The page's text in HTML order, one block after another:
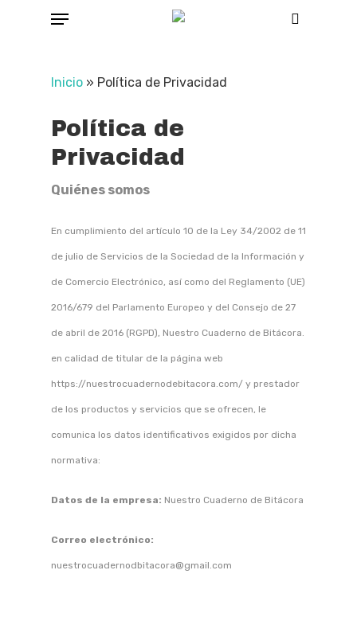
Menu
Inicio » Política de Privacidad
Política de
Privacidad
Quiénes somos
En cumplimiento del artículo 10 de la Ley 34/2002 de 11
de julio de Servicios de la Sociedad de la Información y
de Comercio Electrónico, así como del Reglamento (UE)
2016/679 del Parlamento Europeo y del Consejo de 27
de abril de 2016 (RGPD), Nuestro Cuaderno de Bitácora.
en calidad de titular de la página web
https://nuestrocuadernodebitacora.com/ y prestador
de los productos y servicios que se ofrecen, le
comunica los datos identificativos exigidos por dicha
normativa:
Datos de la empresa: Nuestro Cuaderno de Bitácora
Correo electrónico:
nuestrocuadernodbitacora@gmail.com